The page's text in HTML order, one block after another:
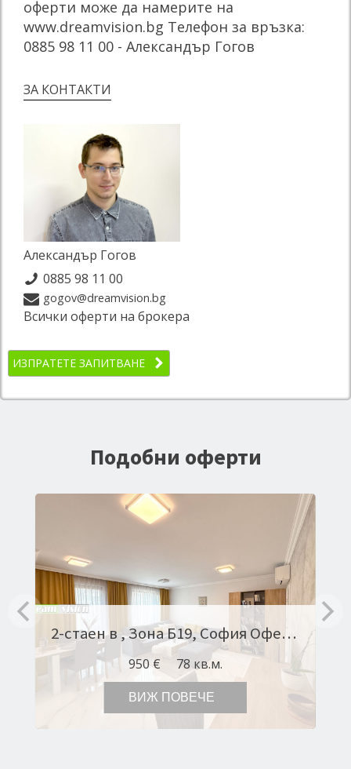
оферти може да намерите на
www.dreamvision.bg Телефон за връзка:
0885 98 11 00 - Александър Гогов
ЗА КОНТАКТИ
Александър Гогов
0885 98 11 00
gogov@dreamvision.bg
Всички оферти на брокера
ИЗПРАТЕТЕ ЗАПИТВАНЕ
Подобни оферти
2-стаен в , Зона Б19, София Оферта № 10581
950 € 78 кв.м.
ВИЖ ПОВЕЧЕ